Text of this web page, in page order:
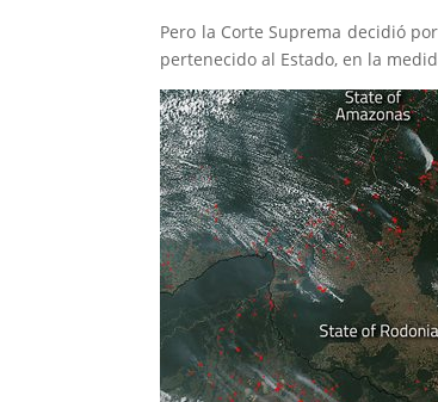
Pero la Corte Suprema decidió
pertenecido al Estado, en la